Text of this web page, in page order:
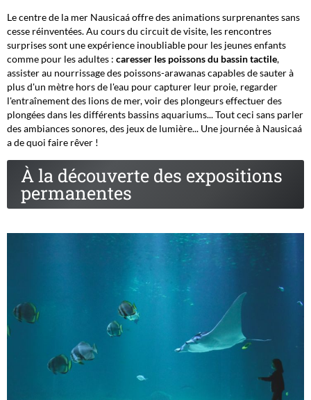
Le centre de la mer Nausicaá offre des animations surprenantes sans
cesse réinventées. Au cours du circuit de visite, les rencontres
surprises sont une expérience inoubliable pour les jeunes enfants
comme pour les adultes : caresser les poissons du bassin tactile,
assister au nourrissage des poissons-arawanas capables de sauter à
plus d'un mètre hors de l'eau pour capturer leur proie, regarder
l'entraînement des lions de mer, voir des plongeurs effectuer des
plongées dans les différents bassins aquariums... Tout ceci sans parler
des ambiances sonores, des jeux de lumière... Une journée à Nausicaá
a de quoi faire rêver !
À la découverte des expositions
permanentes